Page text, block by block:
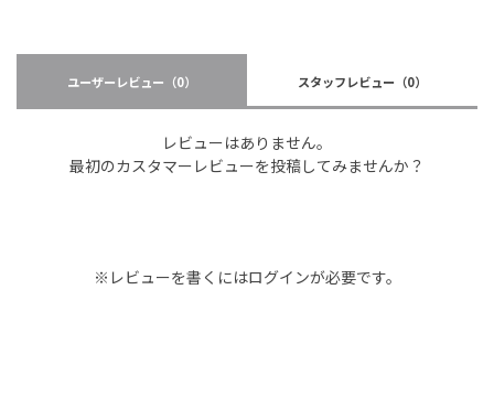
ユーザーレビュー （0） スタッフレビュー （0）
レビューはありません。
最初のカスタマーレビューを投稿してみませんか？
※レビューを書くにはログインが必要です。